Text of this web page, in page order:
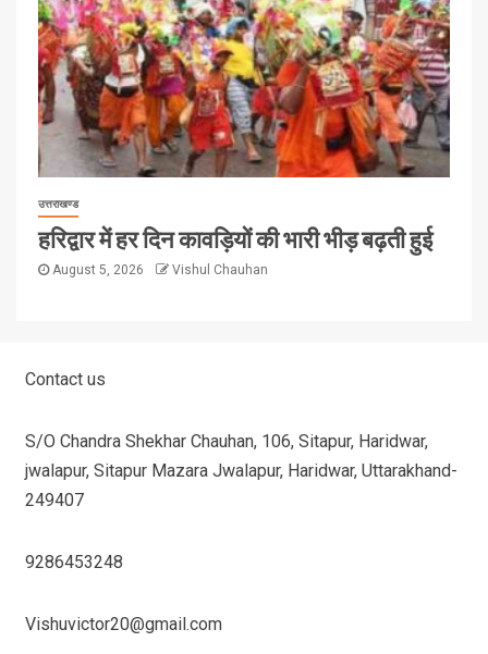
उत्तराखण्ड
हरिद्वार में हर दिन कावड़ियों की भारी भीड़ बढ़ती हुई
August 5, 2026 Vishul Chauhan
Contact us
S/O Chandra Shekhar Chauhan, 106, Sitapur, Haridwar,
jwalapur, Sitapur Mazara Jwalapur, Haridwar, Uttarakhand-
249407
9286453248
Vishuvictor20@gmail.com